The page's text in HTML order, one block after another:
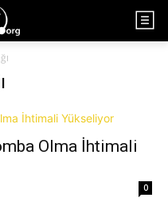
Olma İhtimali
0